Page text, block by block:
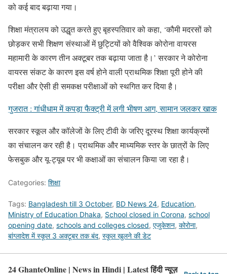
को कई बाद बढ़ाया गया।
शिक्षा मंत्रालय को उद्धृत करते हुए बृहस्पतिवार को कहा, ‘कौमी मदरसों को
छोड़कर सभी शिक्षण संस्थाओं में छुट्टियों को वैश्विक कोरोना वायरस
महामारी के कारण तीन अक्टूबर तक बढ़ाया जाता है।’ सरकार ने कोरोना
वायरस संकट के कारण इस वर्ष होने वाली प्राथमिक शिक्षा पूरी होने की
परीक्षा और ऐसी ही समकक्ष परीक्षाओं को स्थगित कर दिया है।
गुजरात : गांधीधाम में कपड़ा फैक्ट्री में लगी भीषण आग, सामान जलकर खाक
सरकार स्कूल और कॉलेजों के लिए टीवी के जरिए दूरस्थ शिक्षा कार्यक्रमों
का संचालन कर रही है। प्राथमिक और माध्यमिक स्तर के छात्रों के लिए
फेसबुक और यू-ट्यूब पर भी कक्षाओं का संचालन किया जा रहा है।
Categories: शिक्षा
Tags: Bangladesh till 3 October, BD News 24, Education,
Ministry of Education Dhaka, School closed in Corona, school
opening date, schools and colleges closed, एजुकेशन, कोरोना,
बांग्लादेश में स्कूल 3 अक्टूबर तक बंद, स्कूल खुलने की डेट
24 GhanteOnline | News in Hindi | Latest हिंदी न्यूज़